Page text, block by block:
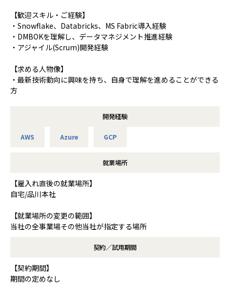
【歓迎スキル・ご経験】
・Snowflake、Databricks、MS Fabric導入経験
・DMBOKを理解し、データマネジメント推進経験
・アジャイル(Scrum)開発経験
【求める人物像】
・最新技術動向に興味を持ち、自身で理解を進めることができる
方
開発経験
AWS Azure GCP
就業場所
【雇入れ直後の就業場所】
自宅/品川本社
【就業場所の変更の範囲】
当社の全事業場その他当社が指定する場所
契約／試用期間
【契約期間】
期間の定めなし